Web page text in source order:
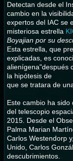
Detectan desde el
cambio en la
expertos del IAC se
misteriosa estrella
Boyajian por su
Esta estrella, que
explicadas, es
alienígena"después
la hipótesis de
que se tratara de
Este cambio ha
del telescopio
2015. Desde el
Palma Marian
Carlos Westendorp
Unido, Carlos
descubrimientos.